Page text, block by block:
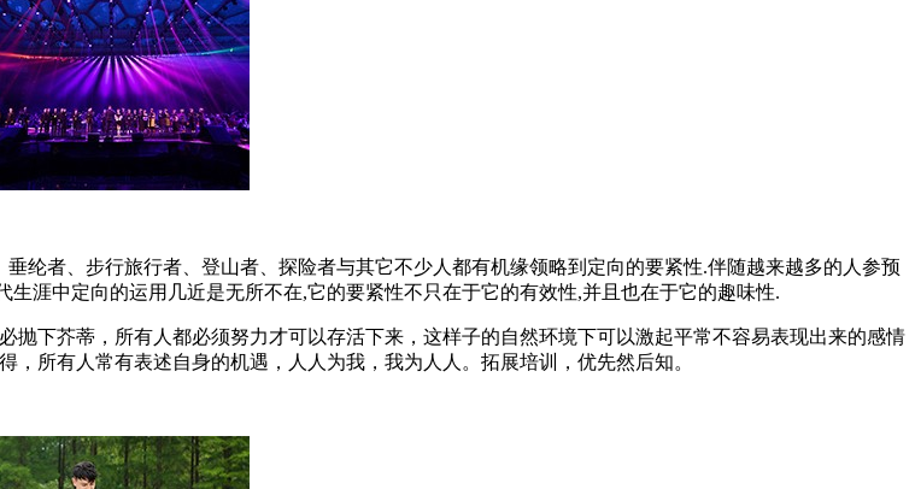
纶者、步行旅行者、登山者、探险者与其它不少人都有机缘领略到定向的要紧性.伴随越来越多的人参预
涯中定向的运用几近是无所不在,它的要紧性不只在于它的有效性,并且也在于它的趣味性.
下芥蒂，所有人都必须努力才可以存活下来，这样子的自然环境下可以激起平常不容易表现出来的感情
所有人常有表述自身的机遇，人人为我，我为人人。拓展培训，优先然后知。